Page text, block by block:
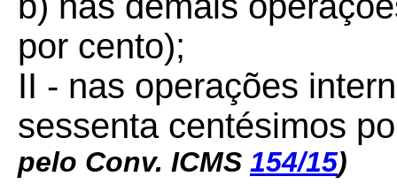
por cento);
II - nas operações
sessenta centésimos
pelo Conv. ICMS 154/15)